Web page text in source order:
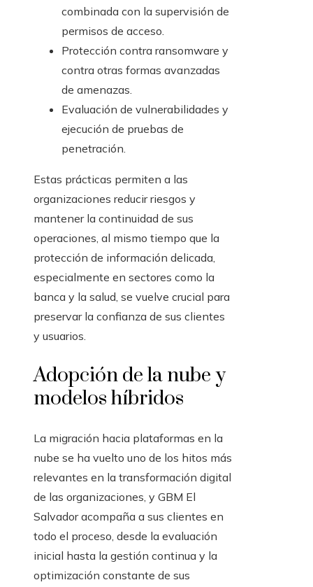
combinada con la supervisión de
permisos de acceso.
Protección contra ransomware y
contra otras formas avanzadas
de amenazas.
Evaluación de vulnerabilidades y
ejecución de pruebas de
penetración.
Estas prácticas permiten a las
organizaciones reducir riesgos y
mantener la continuidad de sus
operaciones, al mismo tiempo que la
protección de información delicada,
especialmente en sectores como la
banca y la salud, se vuelve crucial para
preservar la confianza de sus clientes
y usuarios.
Adopción de la nube y
modelos híbridos
La migración hacia plataformas en la
nube se ha vuelto uno de los hitos más
relevantes en la transformación digital
de las organizaciones, y GBM El
Salvador acompaña a sus clientes en
todo el proceso, desde la evaluación
inicial hasta la gestión continua y la
optimización constante de sus